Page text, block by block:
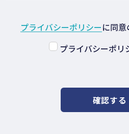
プライバシーポリシーに同意
プライバシーポリ
確認する